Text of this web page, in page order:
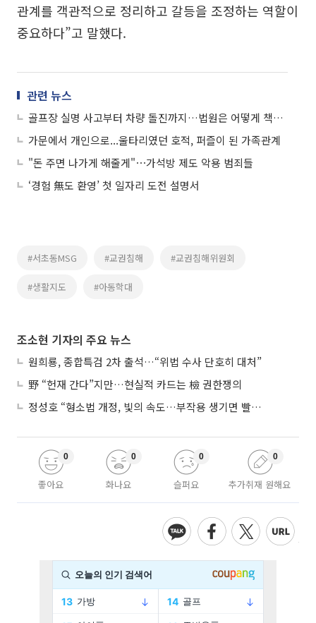
관계를 객관적으로 정리하고 갈등을 조정하는 역할이
중요하다”고 말했다.
관련 뉴스
골프장 실명 사고부터 차량 돌진까지…법원은 어떻게 책임 가를까?
가문에서 개인으로...울타리였던 호적, 퍼즐이 된 가족관계
"돈 주면 나가게 해줄게"⋯가석방 제도 악용 범죄들
‘경험 無도 환영’ 첫 일자리 도전 설명서
#서초동MSG #교권침해 #교권침해위원회
#생활지도 #아동학대
조소현 기자의 주요 뉴스
원희룡, 종합특검 2차 출석…“위법 수사 단호히 대처”
野 “헌재 간다”지만…현실적 카드는 檢 권한쟁의
정성호 “형소법 개정, 빛의 속도…부작용 생기면 빨리 고쳐야”
좋아요
0
화나요
0
슬퍼요
0
추가취재 원해요
0